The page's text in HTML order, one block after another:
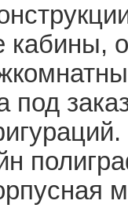
кабины,
под